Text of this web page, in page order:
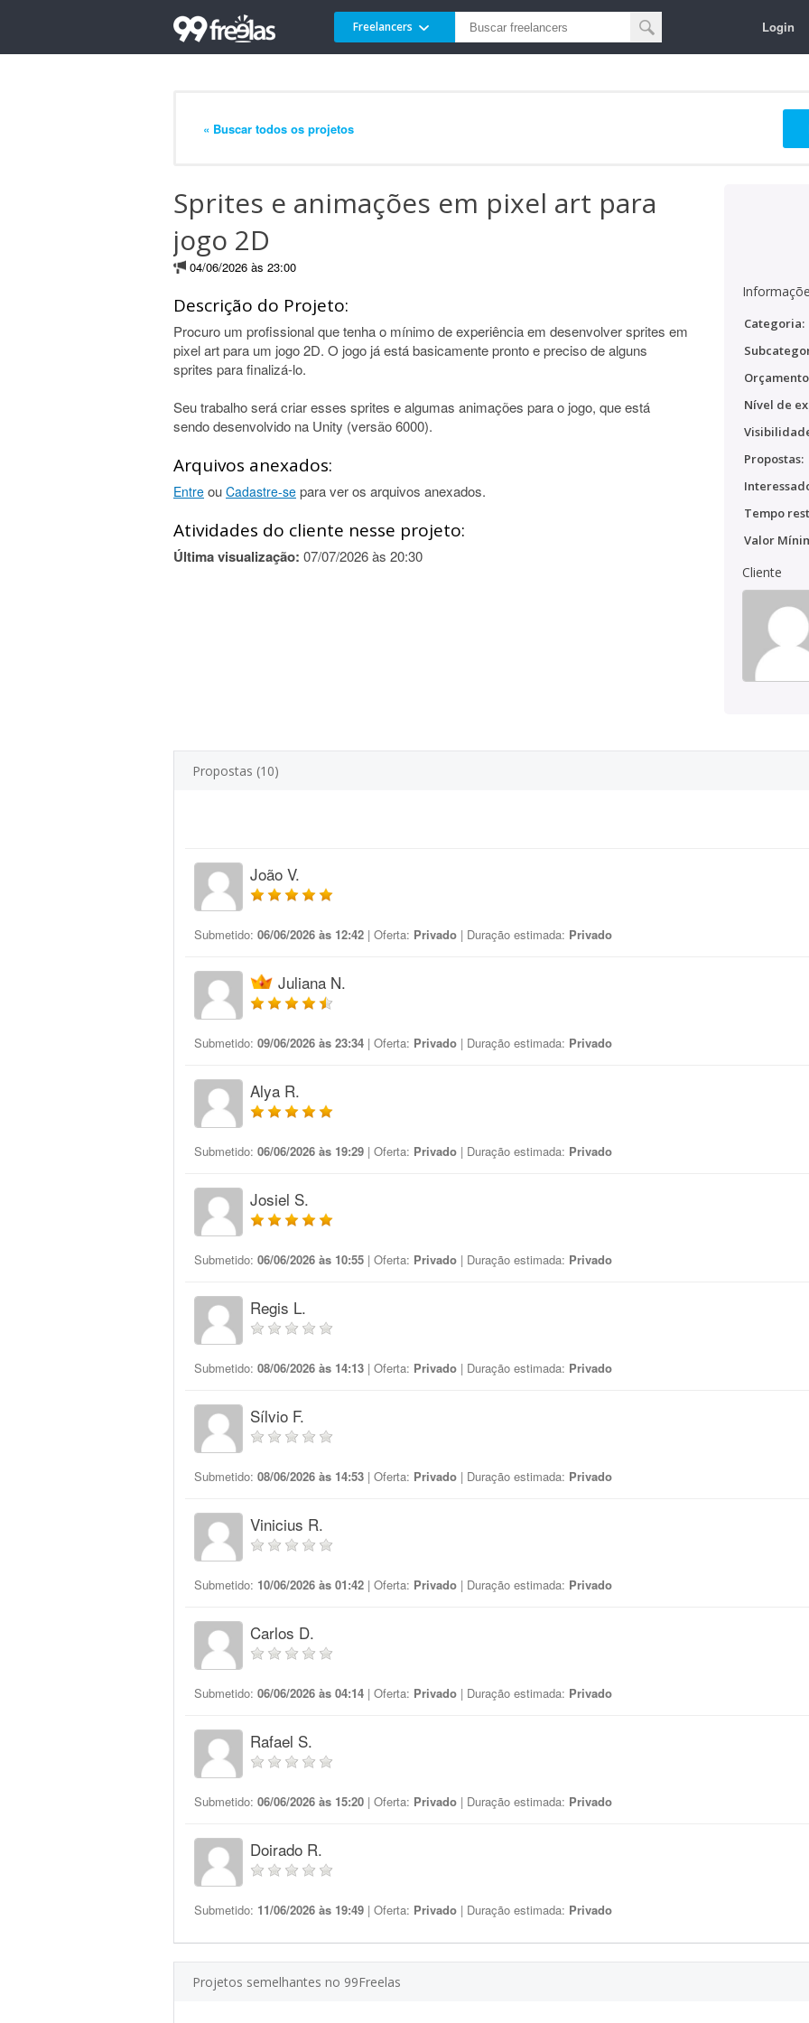
Freelancers Login
« Buscar todos os projetos
Sprites e animações em pixel art para
jogo 2D
04/06/2026 às 23:00
Descrição do Projeto:
Procuro um profissional que tenha o mínimo de experiência em desenvolver sprites em
pixel art para um jogo 2D. O jogo já está basicamente pronto e preciso de alguns
sprites para finalizá-lo.
Seu trabalho será criar esses sprites e algumas animações para o jogo, que está
sendo desenvolvido na Unity (versão 6000).
Arquivos anexados:
Entre ou Cadastre-se para ver os arquivos anexados.
Atividades do cliente nesse projeto:
Última visualização: 07/07/2026 às 20:30
Categoria:
Nível de
Propostas:
Tempo
Valor
Cliente
Propostas (10)
João V.
Submetido: 06/06/2026 às 12:42 | Oferta: Privado | Duração estimada: Privado
Juliana N.
Submetido: 09/06/2026 às 23:34 | Oferta: Privado | Duração estimada: Privado
Alya R.
Submetido: 06/06/2026 às 19:29 | Oferta: Privado | Duração estimada: Privado
Josiel S.
Submetido: 06/06/2026 às 10:55 | Oferta: Privado | Duração estimada: Privado
Regis L.
Submetido: 08/06/2026 às 14:13 | Oferta: Privado | Duração estimada: Privado
Sílvio F.
Submetido: 08/06/2026 às 14:53 | Oferta: Privado | Duração estimada: Privado
Vinicius R.
Submetido: 10/06/2026 às 01:42 | Oferta: Privado | Duração estimada: Privado
Carlos D.
Submetido: 06/06/2026 às 04:14 | Oferta: Privado | Duração estimada: Privado
Rafael S.
Submetido: 06/06/2026 às 15:20 | Oferta: Privado | Duração estimada: Privado
Doirado R.
Submetido: 11/06/2026 às 19:49 | Oferta: Privado | Duração estimada: Privado
Projetos semelhantes no 99Freelas